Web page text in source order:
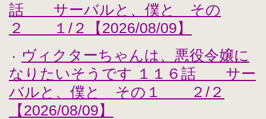
話 サーバルと、僕と その
２ １/２【2026/08/09】
・
ヴィクターちゃんは、悪役令嬢に
なりたいそうです １１６話 サー
バルと、僕と その１ ２/２
【2026/08/09】